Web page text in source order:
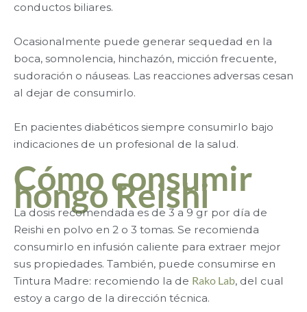
conductos biliares.
Ocasionalmente puede generar sequedad en la
boca, somnolencia, hinchazón, micción frecuente,
sudoración o náuseas. Las reacciones adversas cesan
al dejar de consumirlo.
En pacientes diabéticos siempre consumirlo bajo
indicaciones de un profesional de la salud.
Cómo consumir
hongo Reishi
La dosis recomendada es de 3 a 9 gr por día de
Reishi en polvo en 2 o 3 tomas. Se recomienda
consumirlo en infusión caliente para extraer mejor
sus propiedades. También, puede consumirse en
Tintura Madre: recomiendo la de Rako Lab, del cual
estoy a cargo de la dirección técnica.